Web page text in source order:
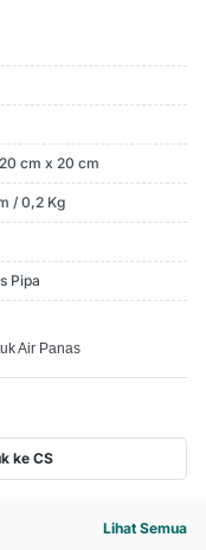
cm x 20 cm
/ 0,2 Kg
Pipa
Air Panas
ke CS
Lihat Semua